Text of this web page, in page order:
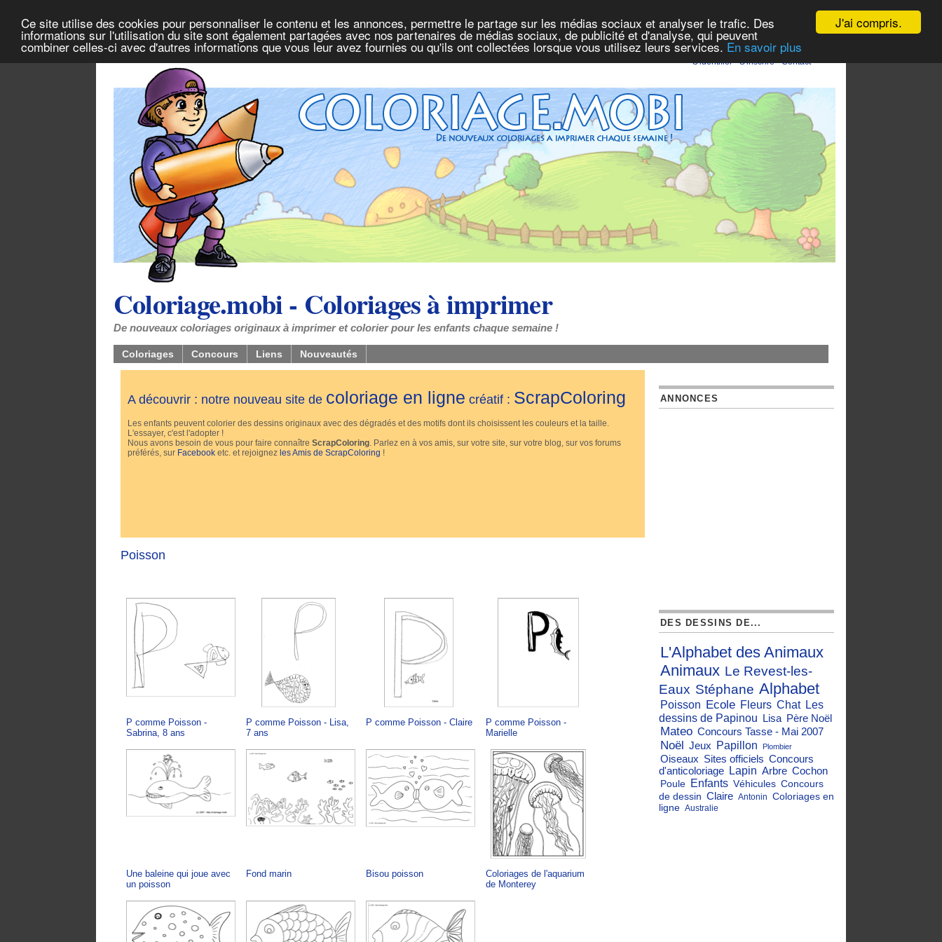
J'ai compris.
Ce site utilise des cookies pour personnaliser le contenu et les annonces, permettre le partage sur les médias sociaux et analyser le trafic. Des
informations sur l'utilisation du site sont également partagées avec nos partenaires de médias sociaux, de publicité et d'analyse, qui peuvent
combiner celles-ci avec d'autres informations que vous leur avez fournies ou qu'ils ont collectées lorsque vous utilisez leurs services. En savoir plus
S'identifier -S'inscrire -Contact
Coloriage.mobi - Coloriages à imprimer
De nouveaux coloriages originaux à imprimer et colorier pour les enfants chaque semaine !
Coloriages Concours Liens Nouveautés
A découvrir : notre nouveau site de coloriage en ligne créatif : ScrapColoring
Les enfants peuvent colorier des dessins originaux avec des dégradés et des motifs dont ils choisissent les couleurs et la taille.
L'essayer, c'est l'adopter !
Nous avons besoin de vous pour faire connaître ScrapColoring . Parlez en à vos amis, sur votre site, sur votre blog, sur vos forums
préférés, sur Facebook etc. et rejoignez les Amis de ScrapColoring !
Poisson
P comme Poisson -
Sabrina, 8 ans
P comme Poisson - Lisa,
7 ans
P comme Poisson - Claire
P comme Poisson -
Marielle
Une baleine qui joue avec
un poisson
Fond marin Bisou poisson
Coloriages de l'aquarium
de Monterey
ANNONCES
DES DESSINS DE...
L'Alphabet des Animaux
Animaux Le Revest-les-
Eaux Stéphane Alphabet
Poisson Ecole Fleurs Chat Les
dessins de Papinou Lisa Père Noël
Mateo Concours Tasse - Mai 2007
Noël Jeux Papillon Plombier
Oiseaux Sites officiels Concours
d'anticoloriage Lapin Arbre Cochon
Poule Enfants Véhicules Concours
de dessin Claire Antonin Coloriages en
ligne Australie